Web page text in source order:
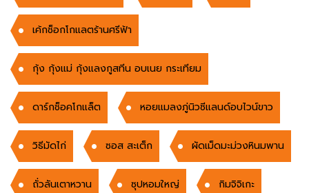
เค้กช็อกโกแลตร้านศรีฟ้า
กุ้ง กุ้งแม่ กุ้งแลงกูสทีน อบเนย กระเทียม
ดาร์กช็อคโกแล็ต หอยแมลงภู่นิวซีแลนด์อบไวน์ขาว
วิธีมัดไก่ ซอส สะเต็ก ผัดเม็ดมะม่วงหินมพาน
ถั่วลันเตาหวาน ซุปหอมใหญ่ กิมจิจิเกะ